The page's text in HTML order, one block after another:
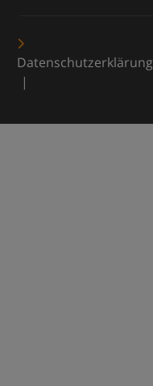
Datenschutzerklärung